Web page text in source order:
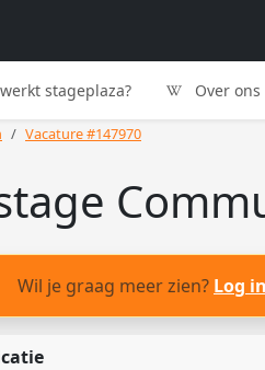
stageplaza? Over ons
Vacature #147970
Wil je graag meer zien? Log in